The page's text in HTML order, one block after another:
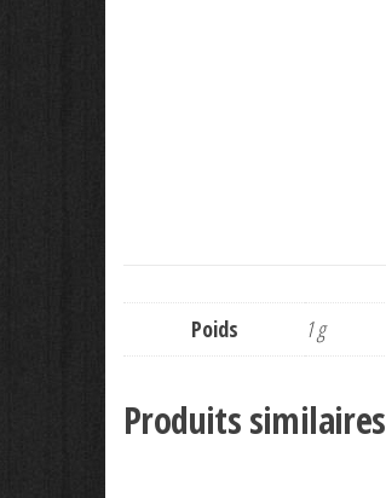
Poids 1 g
Produits similaires